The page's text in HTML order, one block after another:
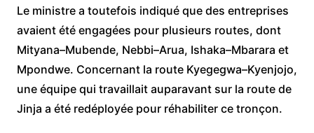
Le ministre a toutefois indiqué que des entreprises
avaient été engagées pour plusieurs routes, dont
Mityana–Mubende, Nebbi–Arua, Ishaka–Mbarara et
Mpondwe. Concernant la route Kyegegwa–Kyenjojo,
une équipe qui travaillait auparavant sur la route de
Jinja a été redéployée pour réhabiliter ce tronçon.